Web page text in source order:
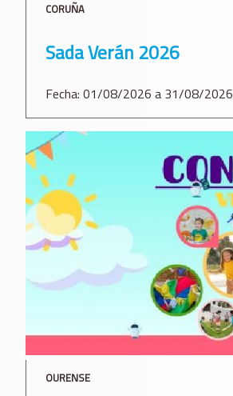
CORUÑA
Sada Verán 2026
Fecha: 01/08/2026 a 31/08/2026
OURENSE